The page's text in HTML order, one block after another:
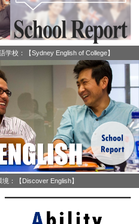
校：【Sydney English of College】
：【Discover English】